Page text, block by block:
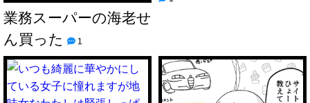
業務スーパーの海老せ
ん買った
1